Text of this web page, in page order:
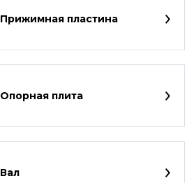
Прижимная пластина
Опорная плита
Вал